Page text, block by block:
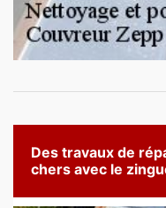
Des travaux de
chers avec le